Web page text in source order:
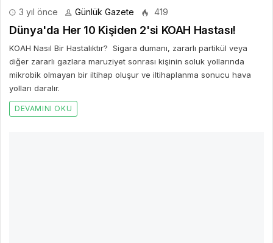
3 yıl önce Günlük Gazete 419
Dünya'da Her 10 Kişiden 2'si KOAH Hastası!
KOAH Nasıl Bir Hastalıktır? Sigara dumanı, zararlı partikül veya
diğer zararlı gazlara maruziyet sonrası kişinin soluk yollarında
mikrobik olmayan bir iltihap oluşur ve iltihaplanma sonucu hava
yolları daralır.
DEVAMINI OKU